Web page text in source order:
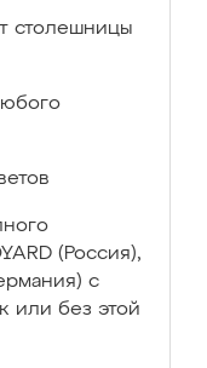
столешницы
(Россия),
с
или без этой